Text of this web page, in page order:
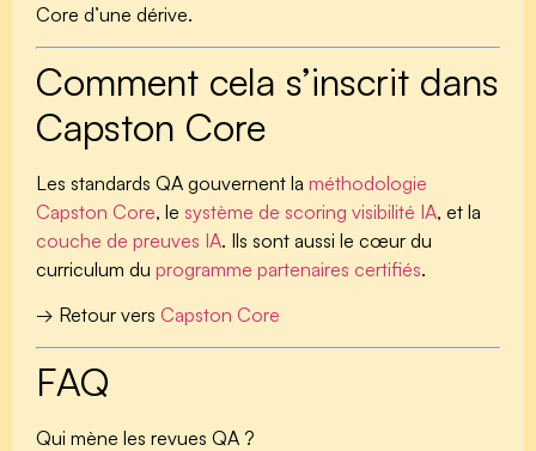
Core d’une dérive.
Comment cela s’inscrit dans
Capston Core
Les standards QA gouvernent la méthodologie
Capston Core, le système de scoring visibilité IA, et la
couche de preuves IA. Ils sont aussi le cœur du
curriculum du programme partenaires certifiés.
→ Retour vers Capston Core
FAQ
Qui mène les revues QA ?